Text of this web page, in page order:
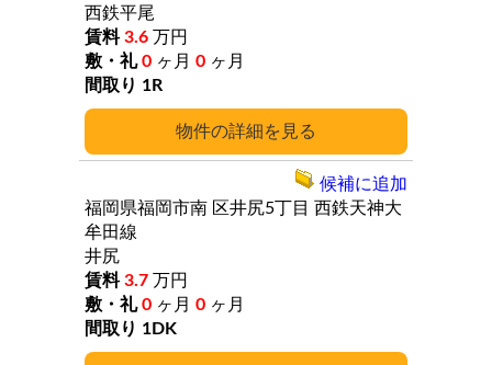
詳細
西鉄平尾
3.6 万円
0 ヶ月 0 ヶ月
1R
福岡県福岡市南 区井尻5丁目 西鉄天神大
牟田線
井尻
3.7 万円
0 ヶ月 0 ヶ月
1DK
候補に追加